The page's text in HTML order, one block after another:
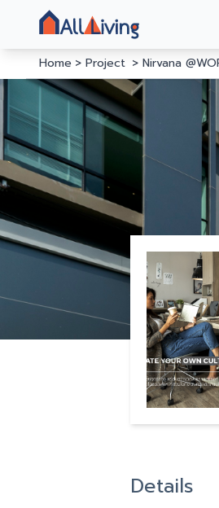
Home Project Nirvana
Details